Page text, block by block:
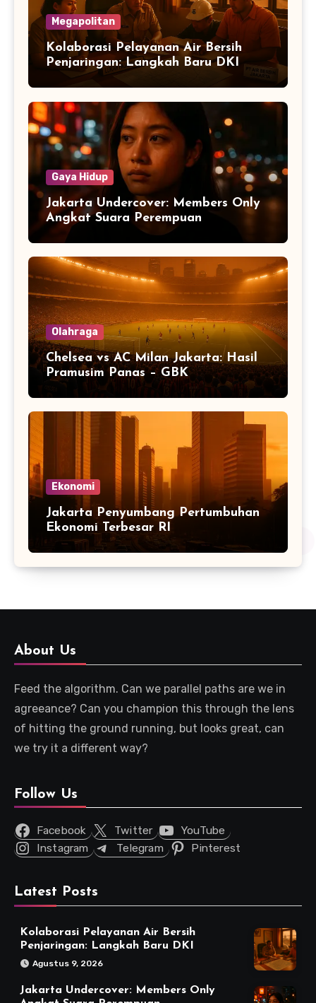
Megapolitan
Kolaborasi Pelayanan Air Bersih
Penjaringan: Langkah Baru DKI
Gaya Hidup
Jakarta Undercover: Members Only
Angkat Suara Perempuan
Olahraga
Chelsea vs AC Milan Jakarta: Hasil
Pramusim Panas – GBK
Ekonomi
Jakarta Penyumbang Pertumbuhan
Ekonomi Terbesar RI
About Us
Feed the algorithm. Can we parallel paths are we in
agreeance? Can you champion this through the lens
of hitting the ground running, but looks great, can
we try it a different way?
Follow Us
Facebook Twitter
YouTube
Instagram
Telegram Pinterest
Latest Posts
Kolaborasi Pelayanan Air Bersih
Penjaringan: Langkah Baru DKI
Agustus 9, 2026
Jakarta Undercover: Members Only